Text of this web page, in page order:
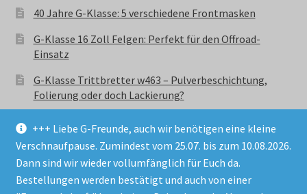
+++ Liebe G-Freunde, auch wir benötigen eine kleine
Verschnaufpause. Zumindest vom 25.07. bis zum 10.08.2026.
Dann sind wir wieder vollumfänglich für Euch da.
Bestellungen werden bestätigt und auch von einer
40 Jahre G-Klasse: 5 verschiedene Frontmasken
G-Klasse 16 Zoll Felgen: Perfekt für den Offroad-
Einsatz
G-Klasse Trittbretter w463 – Pulverbeschichtung,
Folierung oder doch Lackierung?
© GParts24 - G-Klasse w463 Trittbretter, Felgen,